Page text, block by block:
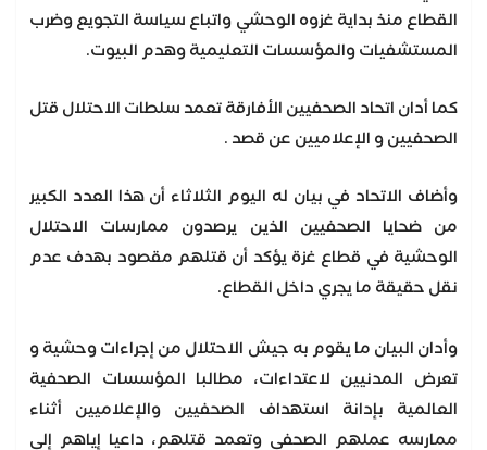
القطاع منذ بداية غزوه الوحشي واتباع سياسة التجويع وضرب
المستشفيات والمؤسسات التعليمية وهدم البيوت.
كما أدان اتحاد الصحفيين الأفارقة تعمد سلطات الاحتلال قتل
الصحفيين و الإعلاميين عن قصد .
وأضاف الاتحاد في بيان له اليوم الثلاثاء أن هذا العدد الكبير
من ضحايا الصحفيين الذين يرصدون ممارسات الاحتلال
الوحشية في قطاع غزة يؤكد أن قتلهم مقصود بهدف عدم
نقل حقيقة ما يجري داخل القطاع.
وأدان البيان ما يقوم به جيش الاحتلال من إجراءات وحشية و
تعرض المدنيين لاعتداءات، مطالبا المؤسسات الصحفية
العالمية بإدانة استهداف الصحفيين والإعلاميين أثناء
ممارسه عملهم الصحفي وتعمد قتلهم، داعيا إياهم إلى